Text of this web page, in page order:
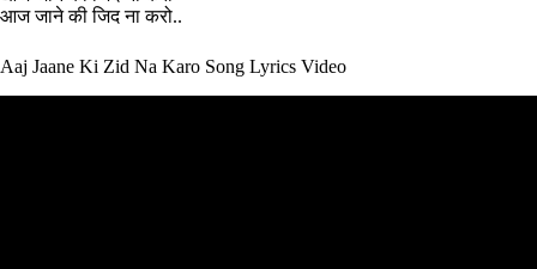
आज जाने की जिद ना करो..
Aaj Jaane Ki Zid Na Karo Song Lyrics Video